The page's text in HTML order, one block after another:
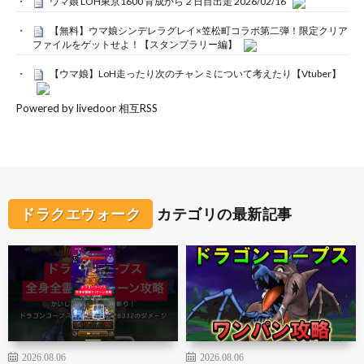
【無料】ウマ娘シンデレラグレイ×笠松町コラボ第二弾！限定クリア
ファイルをゲットせよ！【スタンプラリー編】
【ウマ娘】LoH走ったり次のチャンミについて考えたり【Vtuber】
Powered by livedoor 相互RSS
ドラクエウォーク カテゴリの最新記事
2026.08.06 2026.08.06